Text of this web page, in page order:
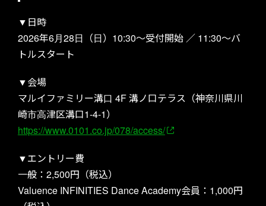
TOP
▼日時
2026年6月28日（日）10:30～受付開始 ／ 11:30～バ
トルスタート
▼会場
マルイファミリー溝口 4F 溝ノ口テラス（神奈川県川
崎市高津区溝口1-4-1）
https://www.0101.co.jp/078/access/
▼エントリー費
一般：2,500円（税込）
Valuence INFINITIES Dance Academy会員：1,000円